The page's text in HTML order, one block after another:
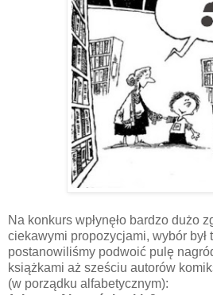
Na konkurs wpłynęło bardzo dużo
ciekawymi propozycjami, wybór był
postanowiliśmy podwoić pulę
książkami aż sześciu autorów
(w porządku alfabetycznym):